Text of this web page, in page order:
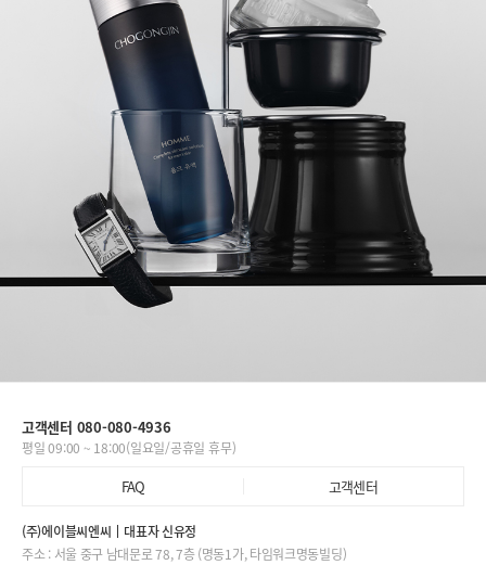
고객센터 080-080-4936
평일 09:00 ~ 18:00(일요일/공휴일 휴무)
FAQ 고객센터
(주)에이블씨엔씨
대표자 신유정
주소 : 서울 중구 남대문로 78, 7층 (명동1가, 타임워크명동빌딩)